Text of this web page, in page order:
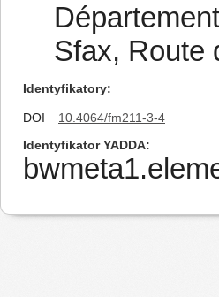
Sfax, Route
Identyfikatory
DOI
10.4064/fm211-3-4
Identyfikator YADDA